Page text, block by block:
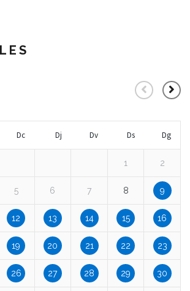
Dc Dj Dv Ds Dg
1 2
5 6 7 8 9
12 13 14 15 16
19 20 21 22 23
26 27 28 29 30